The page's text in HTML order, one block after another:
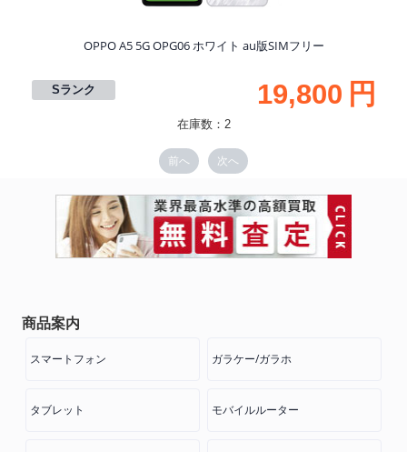
OPPO A5 5G OPG06 ホワイト au版SIMフリー
Sランク 19,800 円
在庫数：2
前へ 次へ
商品案内
スマートフォン ガラケー/ガラホ
タブレット モバイルルーター